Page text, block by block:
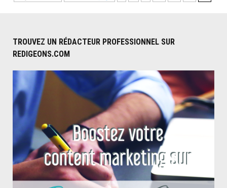
électroniques
être
moyens
de
transport"
TROUVEZ UN RÉDACTEUR PROFESSIONNEL SUR
REDIGEONS.COM